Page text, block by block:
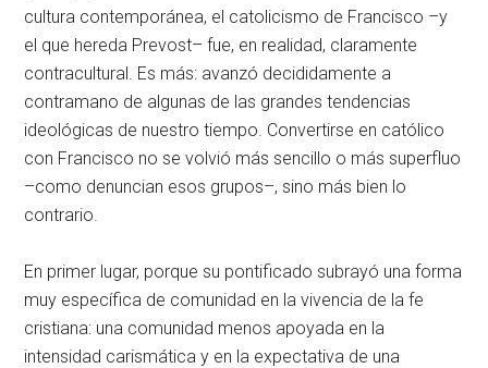
cultura contemporánea, el catolicismo de Francisco –y
el que hereda Prevost– fue, en realidad, claramente
contracultural. Es más: avanzó decididamente a
contramano de algunas de las grandes tendencias
ideológicas de nuestro tiempo. Convertirse en católico
con Francisco no se volvió más sencillo o más superfluo
–como denuncian esos grupos–, sino más bien lo
contrario.
En primer lugar, porque su pontificado subrayó una forma
muy específica de comunidad en la vivencia de la fe
cristiana: una comunidad menos apoyada en la
intensidad carismática y en la expectativa de una